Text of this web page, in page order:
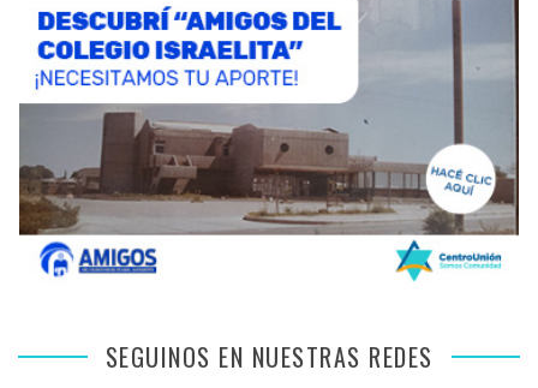
SEGUINOS EN NUESTRAS REDES